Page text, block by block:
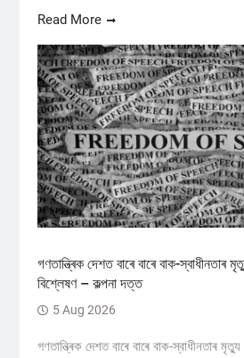
Read More
গণতান্ত্ৰিক দেশত বাৰে বাৰে বাক-
বিশ্লেষণ – কল্পনা দত্ত
5 Aug 2026
গণতান্ত্ৰিক দেশত বাৰে বাৰে বাক-স্বাধীনতাৰ